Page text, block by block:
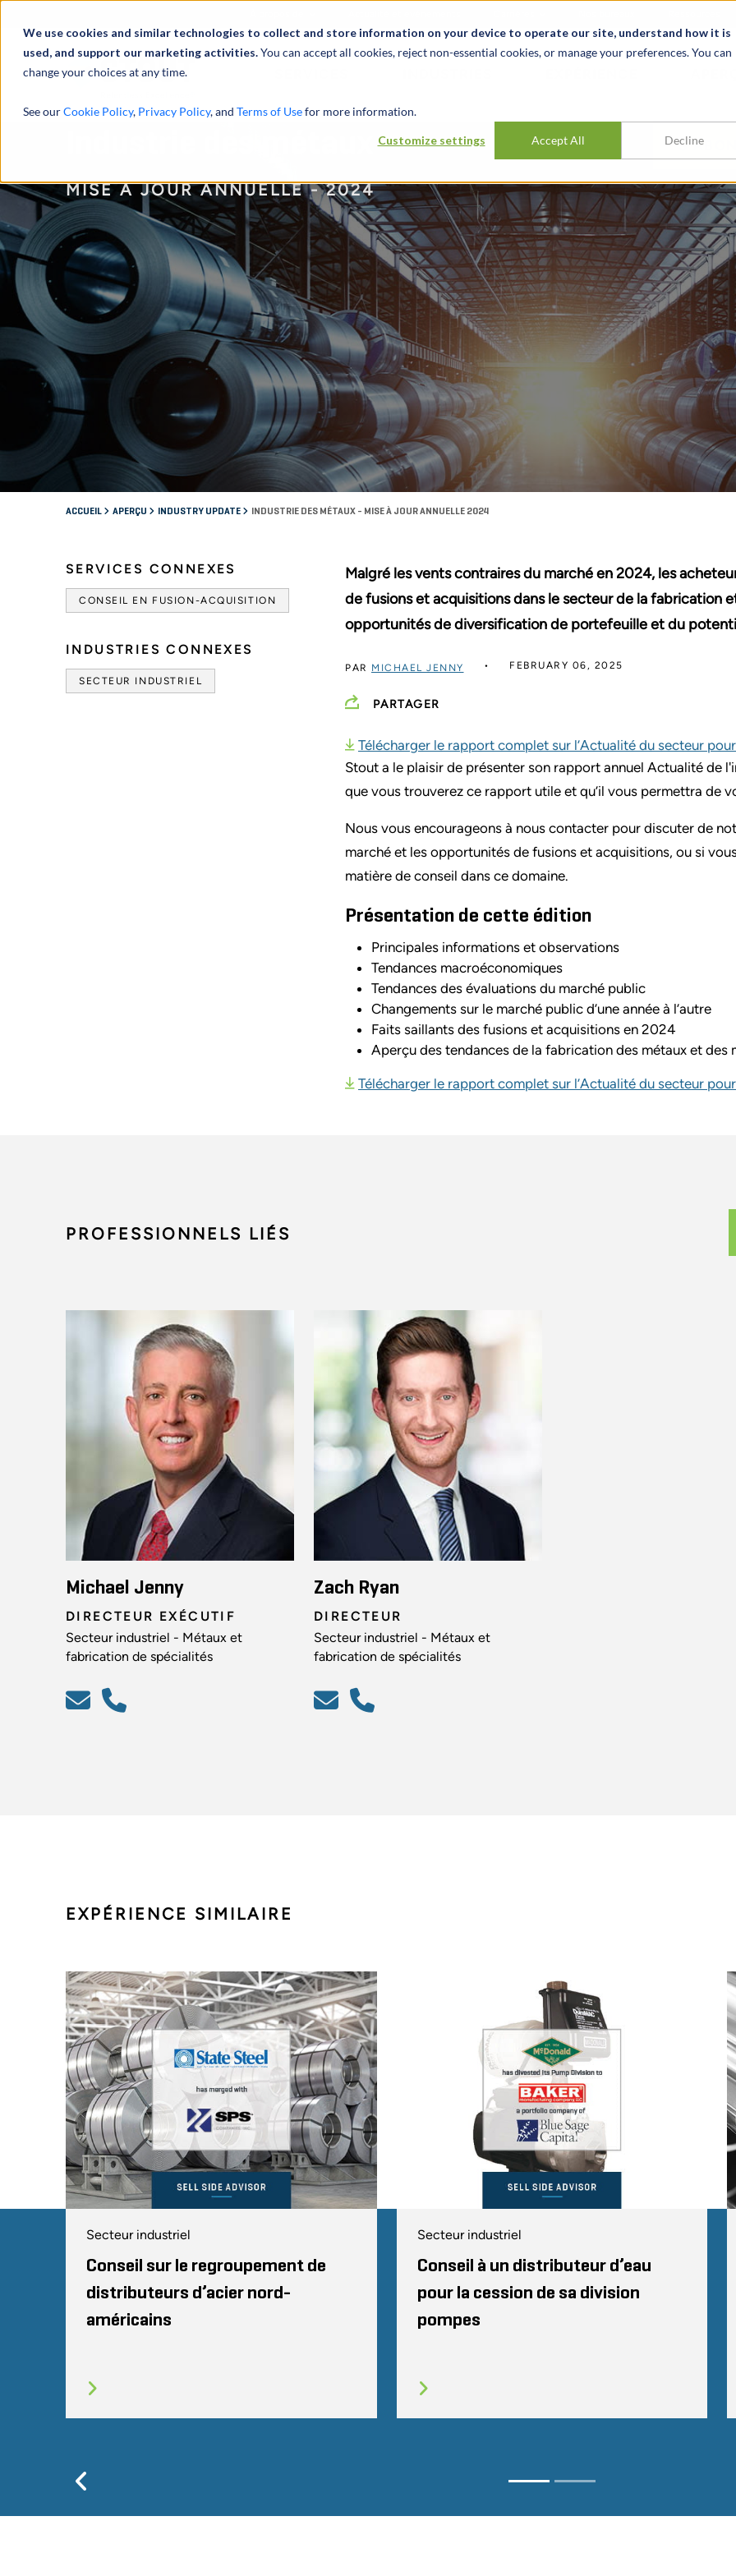
We use cookies and similar technologies to collect and store information on your device to operate our site, understand how it is
used, and support our marketing activities.You can accept all cookies, reject non-essential cookies, or manage your preferences. You can
change your choices at any time.
See ourCookie Policy, Privacy Policy, and Terms of Usefor more information.
Customize settings Accept All Decline
MISE À JOUR ANNUELLE - 2024
ACCUEIL APERÇU INDUSTRY UPDATE INDUSTRIE DES MÉTAUX - MISE À JOUR ANNUELLE 2024
SERVICES CONNEXES
CONSEIL EN FUSION-ACQUISITION
INDUSTRIES CONNEXES
SECTEUR INDUSTRIEL
Malgré les vents contraires du marché en 2024, les
de fusions et acquisitions dans le secteur de la fabrication
opportunités de diversification de portefeuille et du
PAR MICHAEL JENNY FEBRUARY 06, 2025
PARTAGER
Télécharger le rapport complet sur l’Actualité du secteur
Stout a le plaisir de présenter son rapport annuel Actualité de
que vous trouverez ce rapport utile et qu’il vous permettra de
Nous vous encourageons à nous contacter pour discuter de
marché et les opportunités de fusions et acquisitions, ou si
matière de conseil dans ce domaine.
Présentation de cette édition
Principales informations et observations
Tendances macroéconomiques
Tendances des évaluations du marché public
Changements sur le marché public d’une année à l’autre
Faits saillants des fusions et acquisitions en 2024
Aperçu des tendances de la fabrication des métaux et des
Télécharger le rapport complet sur l’Actualité du secteur
PROFESSIONNELS LIÉS
Michael Jenny
DIRECTEUR EXÉCUTIF
Secteur industriel - Métaux et
fabrication de spécialités
Zach Ryan
DIRECTEUR
Secteur industriel - Métaux et
fabrication de spécialités
EXPÉRIENCE SIMILAIRE
Secteur industriel
Conseil sur le regroupement de
distributeurs d’acier nord-
américains
Secteur industriel
Conseil à un distributeur d’eau
pour la cession de sa division
pompes